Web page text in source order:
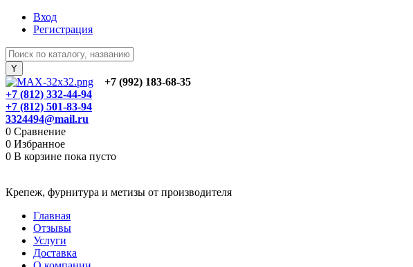
Вход
Регистрация
+7 (992) 183-68-35
+7 (812) 332-44-94
+7 (812) 501-83-94
3324494@mail.ru
0 Сравнение
0 Избранное
0 В корзине пока пусто
Крепеж, фурнитура и метизы от производителя
Главная
Отзывы
Услуги
Доставка